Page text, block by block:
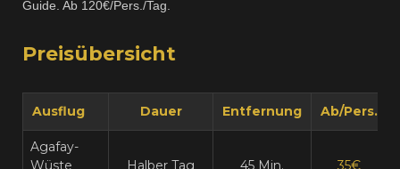
Guide. Ab 120€/Pers./Tag.
Preisübersicht
Ausflug Dauer Entfernung Ab/Pers.
Agafay-
Wüste
Halber Tag 45 Min. 35€